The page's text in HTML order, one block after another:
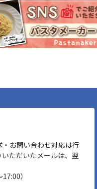
お問い合わせ対応は行
ただいたメールは、翌
）